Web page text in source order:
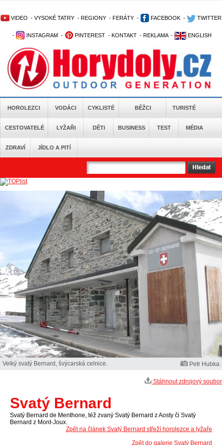
VIDEO - VYSOKÉ TATRY - REGIONY - FERÁTY - FACEBOOK - TWITTER
- INSTAGRAM - PINTEREST - KONTAKT - REKLAMA - ENGLISH
HOROLEZCI VODÁCI CYKLISTÉ BĚŽCI TURISTÉ
CESTOVATELÉ LYŽAŘI DĚTI BUSINESS TEST MÉDIA
ZDRAVÍ JÍDLO A PITÍ
Velký svatý Bernard, švýcarská celnice. Petr Hubka
Stáhnout zdrojový soubor
Svatý Bernard
Svatý Bernard de Menthone, též zvaný Svatý Bernard z Aosty či Svatý
Bernard z Mont-Joux.
Zpět na článek Svatý Bernard střeží horolezce a lyžaře
Zpět do galerie Svatý Bernard